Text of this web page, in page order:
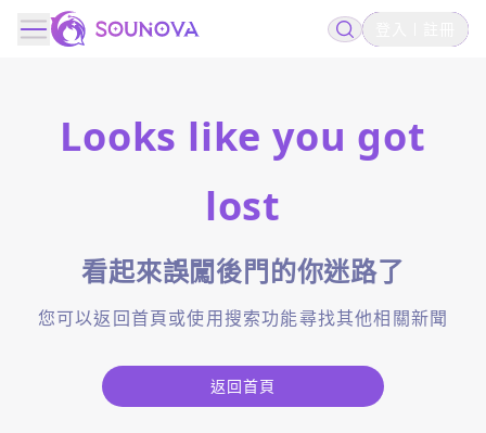
Looks like you got
lost
看起來誤闖後門的你迷路了
您可以返回首頁或使用搜索功能尋找其他相關新聞
返回首頁